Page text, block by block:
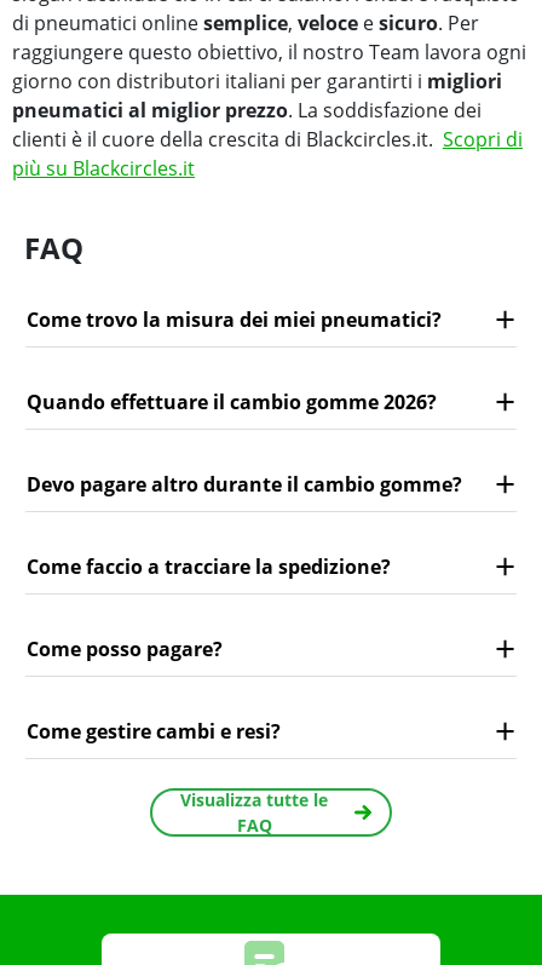
di pneumatici onlinesemplice, veloce esicuro. Per
raggiungere questo obiettivo, il nostro Team lavora ogni
giorno con distributori italiani per garantirti i migliori
pneumatici al miglior prezzo. La soddisfazione dei
clienti è il cuore della crescita di Blackcircles.it. Scopri di
più su Blackcircles.it
FAQ
Come trovo la misura dei miei pneumatici?
Quando effettuare il cambio gomme 2026?
Devo pagare altro durante il cambio gomme?
Come faccio a tracciare la spedizione?
Come posso pagare?
Come gestire cambi e resi?
Visualizza tutte le
FAQ